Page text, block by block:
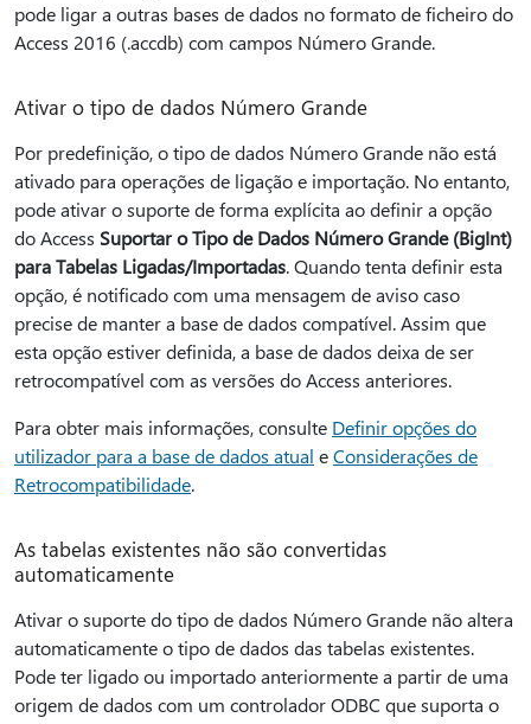
pode ligar a outras bases de dados no formato de ficheiro do
Access 2016 (.accdb) com campos Número Grande.
Ativar o tipo de dados Número Grande
Por predefinição, o tipo de dados Número Grande não está
ativado para operações de ligação e importação. No entanto,
pode ativar o suporte de forma explícita ao definir a opção
do Access Suportar o Tipo de Dados Número Grande (BigInt)
para Tabelas Ligadas/Importadas. Quando tenta definir esta
opção, é notificado com uma mensagem de aviso caso
precise de manter a base de dados compatível. Assim que
esta opção estiver definida, a base de dados deixa de ser
retrocompatível com as versões do Access anteriores.
Para obter mais informações, consulte Definir opções do
utilizador para a base de dados atual eConsiderações de
Retrocompatibilidade.
As tabelas existentes não são convertidas
automaticamente
Ativar o suporte do tipo de dados Número Grande não altera
automaticamente o tipo de dados das tabelas existentes.
Pode ter ligado ou importado anteriormente a partir de uma
origem de dados com um controlador ODBC que suporta o